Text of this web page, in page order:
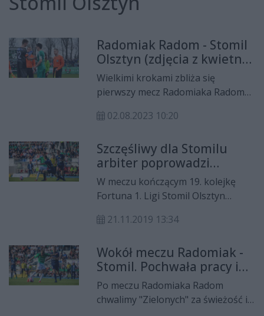
Radomiak Radom - Stomil
Olsztyn (zdjęcia z kwietnia
2016 roku)
Wielkimi krokami zbliża się
pierwszy mecz Radomiaka Radom
Tymczasem my przypominamy na
rozegrany na starym obiekcie. 9
kwietnia 2016 roku "Zieloni"
zmierzyli się towarzysko ze
Stomilem Olsztyn. Mecz zakończył
się zwycięstwem gości 2:1. Ale wynik
nie był wtedy najistotniejszy.
02.08.2023 10:20
Szczęśliwy dla Stomilu
arbiter poprowadzi
niedzielny mecz
Radomiaka
W meczu kończącym 19. kolejkę
Fortuna 1. Ligi Stomil Olsztyn
mecz poprowadzi Artur Aluszczyk.
21.11.2019 13:34
Wokół meczu Radomiak -
Stomil. Pochwała pracy i
pan piłkarz z Olsztyna
Po meczu Radomiaka Radom
chwalimy "Zielonych" za świeżość i